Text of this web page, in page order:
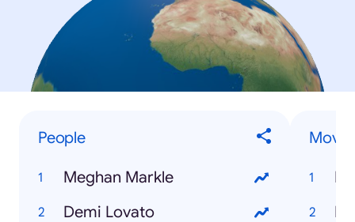
People
Meghan Markle
Demi Lovato